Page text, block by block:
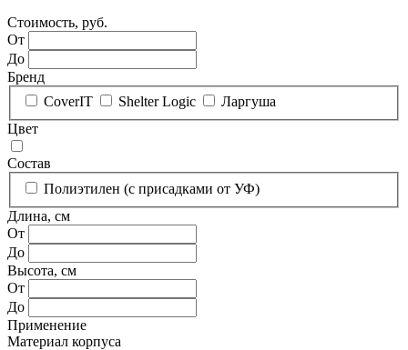
Стоимость, руб.
От
До
Бренд
CoverIT
Shelter Logic
Ларгуша
Цвет
Состав
Полиэтилен (с присадками от УФ)
Длина, см
От
До
Высота, см
От
До
Применение
Материал корпуса